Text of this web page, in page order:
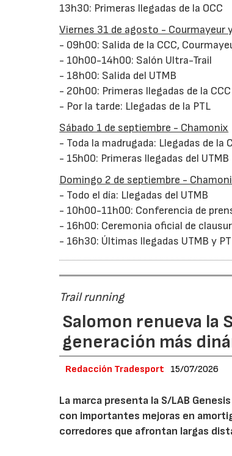
13h30: Primeras llegadas de la OCC
Viernes 31 de agosto - Courmayeur
- 09h00: Salida de la CCC,
- 10h00-14h00: Salón Ultra-Trail
- 18h00: Salida del UTMB
- 20h00: Primeras llegadas de la CCC
- Por la tarde: Llegadas de la PTL
Sábado 1 de septiembre - Chamonix
- Toda la madrugada: Llegadas de la
- 15h00: Primeras llegadas del UTMB
Domingo 2 de septiembre -
- Todo el día: Llegadas del UTMB
- 10h00-11h00: Conferencia de
- 16h00: Ceremonia oficial de
- 16h30: Últimas llegadas UTMB y
Trail running
Salomon renueva la
generación más
Redacción Tradesport 15/07/2026
La marca presenta la S/LAB
con importantes mejoras en
corredores que afrontan largas